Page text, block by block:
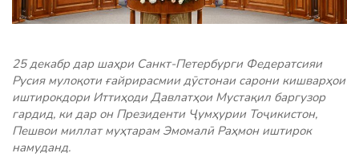
25 декабр дар шаҳри Санкт-Петербурги Федератсияи
Русия мулоқоти ғайрирасмии дӯстонаи сарони кишварҳои
иштирокдори Иттиҳоди Давлатҳои Мустақил баргузор
гардид, ки дар он Президенти Ҷумҳурии Тоҷикистон,
Пешвои миллат муҳтарам Эмомалӣ Раҳмон иштирок
намуданд.